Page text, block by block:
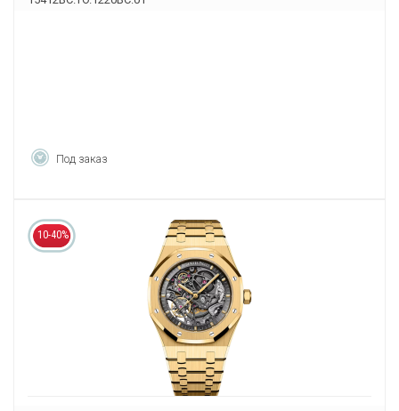
Под заказ
10-40%